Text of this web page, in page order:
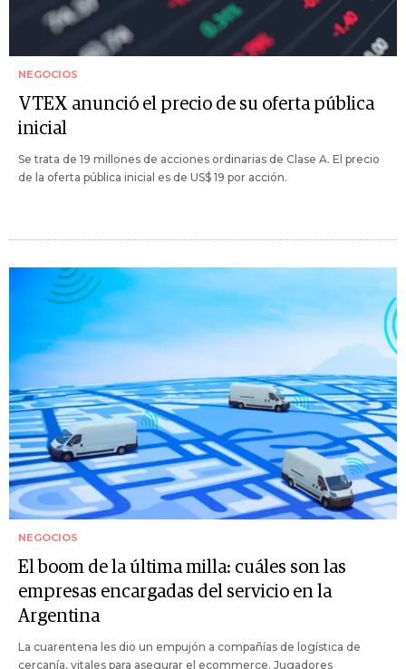
NEGOCIOS
VTEX anunció el precio de su oferta pública
inicial
Se trata de 19 millones de acciones ordinarias de Clase A. El precio
de la oferta pública inicial es de US$ 19 por acción.
NEGOCIOS
El boom de la última milla: cuáles son las
empresas encargadas del servicio en la
Argentina
La cuarentena les dio un empujón a compañías de logística de
cercanía, vitales para asegurar el ecommerce. Jugadores